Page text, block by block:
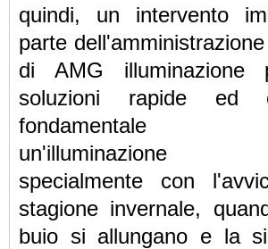
quindi, un intervento
parte
di AMG illuminazione
soluzioni rapide ed
fondamentale
un'illuminazione
specialmente con
stagione invernale,
buio si allungano e la